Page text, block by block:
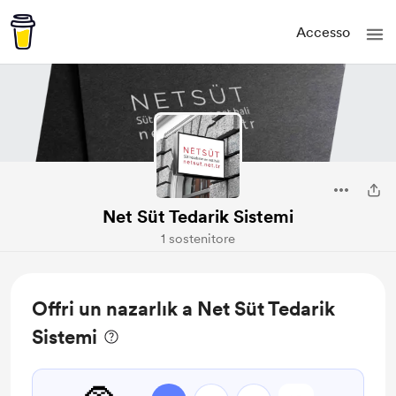
Accesso
Net Süt Tedarik Sistemi
1 sostenitore
Offri un nazarlık a Net Süt Tedarik
Sistemi